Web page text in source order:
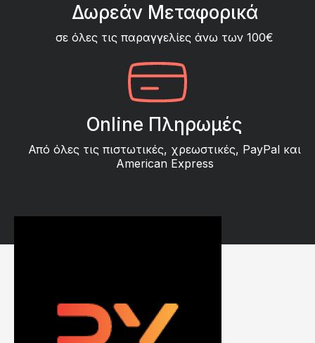
Δωρεάν Μεταφορικά
σε όλες τις παραγγελίες άνω των 100€
Online Πληρωμές
Από όλες τις πιστωτικές, χρεωστικές, PayPal και
American Express